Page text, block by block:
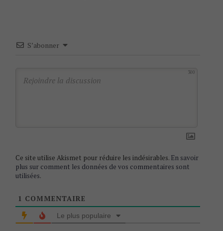
i
S’abonner
300
Ce site utilise Akismet pour réduire les indésirables. En savoir
plus sur comment les données de vos commentaires sont
utilisées.
1 COMMENTAIRE
Le plus populaire